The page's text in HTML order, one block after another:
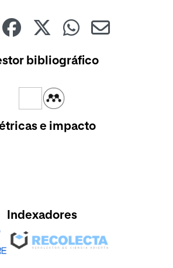
bibliográfico
e impacto
Indexadores